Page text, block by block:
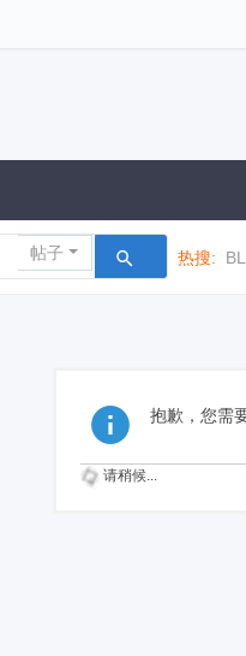
帖子 热搜:
抱歉，您需
请稍候...